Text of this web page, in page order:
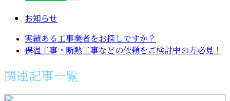
お知らせ
実績ある工事業者をお探しですか？
保温工事・断熱工事などの依頼をご検討中の方必見！
関連記事一覧